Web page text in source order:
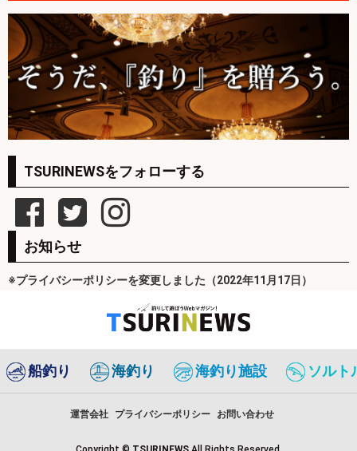
TSURINEWSをフォローする
お知らせ
※プライバシーポリシーを変更しました（2022年11月17日）
船釣り 海釣り 海釣り施設 ソルト
運営会社 プライバシーポリシー お問い合わせ